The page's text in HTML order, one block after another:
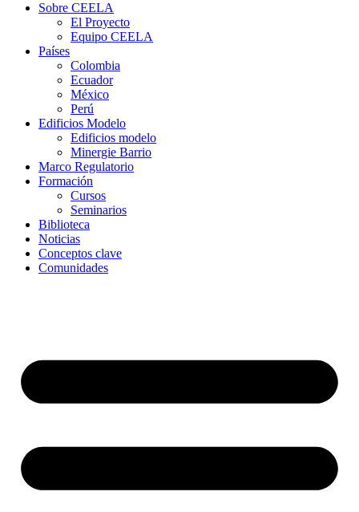
Sobre CEELA
El Proyecto
Equipo CEELA
Países
Colombia
Ecuador
México
Perú
Edificios Modelo
Edificios modelo
Minergie Barrio
Marco Regulatorio
Formación
Cursos
Seminarios
Biblioteca
Noticias
Conceptos clave
Comunidades